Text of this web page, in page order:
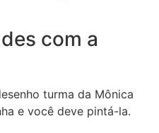
com a
turma da Mônica
e você deve pintá-la.